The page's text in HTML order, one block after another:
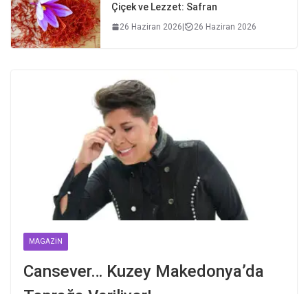
Çiçek ve Lezzet: Safran
26 Haziran 2026| 26 Haziran 2026
MAGAZIN
Cansever… Kuzey Makedonya’da